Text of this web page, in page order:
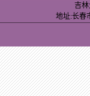
吉
地址:长春